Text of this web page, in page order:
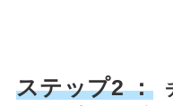
ステップ2 ：